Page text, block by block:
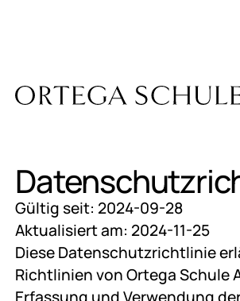
Gültig seit: 2024-09-28
Aktualisiert am: 2024-11-25
Diese Datenschutzrichtlinie
Richtlinien von Ortega Schule
Erfassung und Verwendung